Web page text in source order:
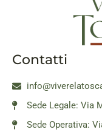
Contatti
Sede Legale: Via
Sede Operativa: